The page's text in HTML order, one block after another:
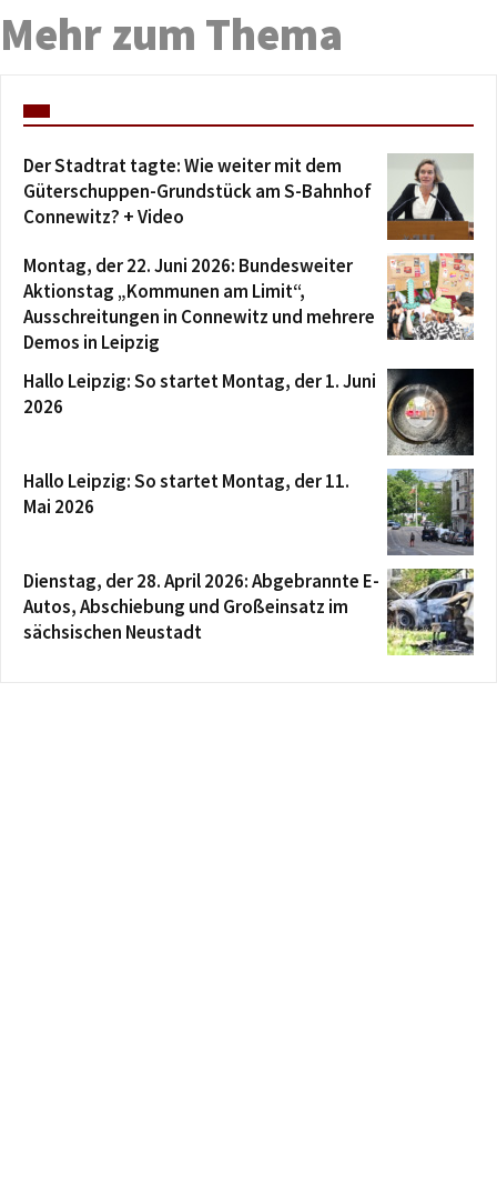
Mehr zum Thema
Der Stadtrat tagte: Wie weiter mit dem
Güterschuppen-Grundstück am S-Bahnhof
Connewitz? + Video
Montag, der 22. Juni 2026: Bundesweiter
Aktionstag „Kommunen am Limit“,
Ausschreitungen in Connewitz und mehrere
Demos in Leipzig
Hallo Leipzig: So startet Montag, der 1. Juni
2026
Hallo Leipzig: So startet Montag, der 11.
Mai 2026
Dienstag, der 28. April 2026: Abgebrannte E-
Autos, Abschiebung und Großeinsatz im
sächsischen Neustadt